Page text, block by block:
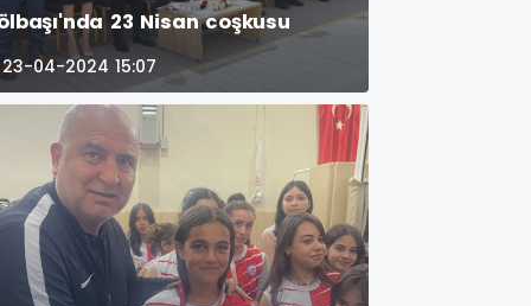
23 Nisan coşkusu
23-04-2024 15:07